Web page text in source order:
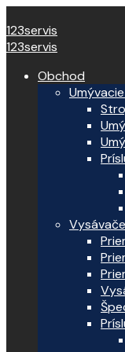
123servis
123servis
Obchod
Vysávače